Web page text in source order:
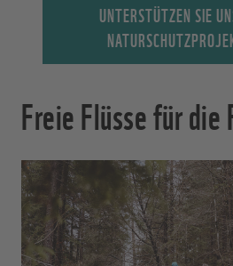
UNTERSTÜTZEN SIE
Freie Flüsse für die